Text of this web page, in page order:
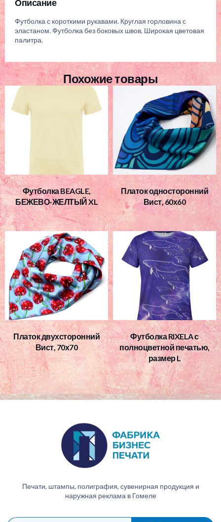
Описание
Футболка с короткими рукавами. Круглая горловина с
эластаном. Футболка без боковых швов. Широкая цветовая
палитра.
Похожие товары
Футболка BEAGLE,
БЕЖЕВО-ЖЕЛТЫЙ XL
Платок односторонний
Вист, 60х60
Платок двухсторонний
Вист, 70х70
Футболка RIXELA с
полноцветной печатью,
размер L
Печати, штампы, полиграфия, сувенирная продукция и
наружная реклама в Гомеле